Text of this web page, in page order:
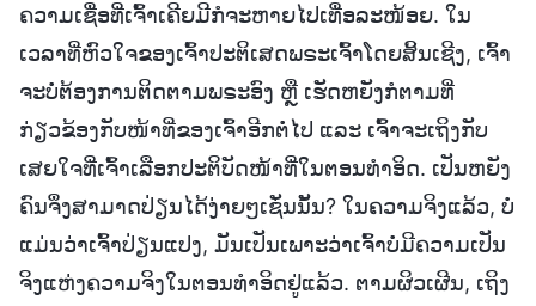
ຄວາມເຊື່ອທີ່ເຈົ້າເຄີຍມີກໍຈະຫາຍໄປເທື່ອລະໜ້ອຍ. ໃນ
ເວລາທີ່ຫົວໃຈຂອງເຈົ້າປະຕິເສດພຣະເຈົ້າໂດຍສິ້ນເຊີງ, ເຈົ້າ
ຈະບໍ່ຕ້ອງການຕິດຕາມພຣະອົງ ຫຼື ເຮັດຫຍັງກໍຕາມທີ່
ກ່ຽວຂ້ອງກັບໜ້າທີ່ຂອງເຈົ້າອີກຕໍ່ໄປ ແລະ ເຈົ້າຈະເຖິງກັບ
ເສຍໃຈທີ່ເຈົ້າເລືອກປະຕິບັດໜ້າທີ່ໃນຕອນທຳອິດ. ເປັນຫຍັງ
ຄົນຈຶ່ງສາມາດປ່ຽນໄດ້ງ່າຍໆເຊັ່ນນັ້ນ? ໃນຄວາມຈິງແລ້ວ, ບໍ່
ແມ່ນວ່າເຈົ້າປ່ຽນແປງ, ມັນເປັນເພາະວ່າເຈົ້າບໍ່ມີຄວາມເປັນ
ຈິງແຫ່ງຄວາມຈິງໃນຕອນທຳອິດຢູ່ແລ້ວ. ຕາມຜິວເຜີນ, ເຖິງ